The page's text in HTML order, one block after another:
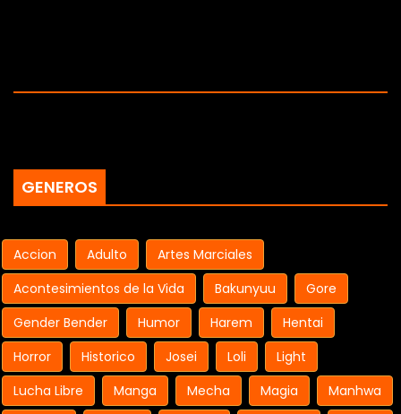
GENEROS
Accion Adulto
Artes Marciales
Acontesimientos de la Vida
Bakunyuu
Gore
Gender Bender
Humor Harem
Hentai
Horror
Historico Josei Loli
Light
Lucha Libre
Manga Mecha Magia
Manhwa